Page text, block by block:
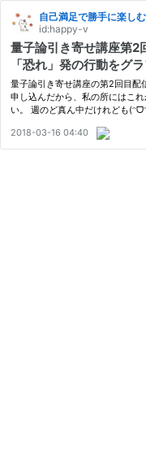
自己満足で勝手に楽し
id:happy-v
量子論引き寄せ講座第2
「恐れ」発の行動をグ
量子論引き寄せ講座の第2回目
申し込んだから、私の所にはこ
い。 週のど真ん中だけれども
ことにする。 もうね、動画だけ
2018-03-16 04:40